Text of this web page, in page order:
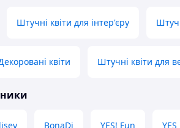
Штучні квіти для інтер'єру
квіти Штучні квіти для
BonaDi YES! Fun YES